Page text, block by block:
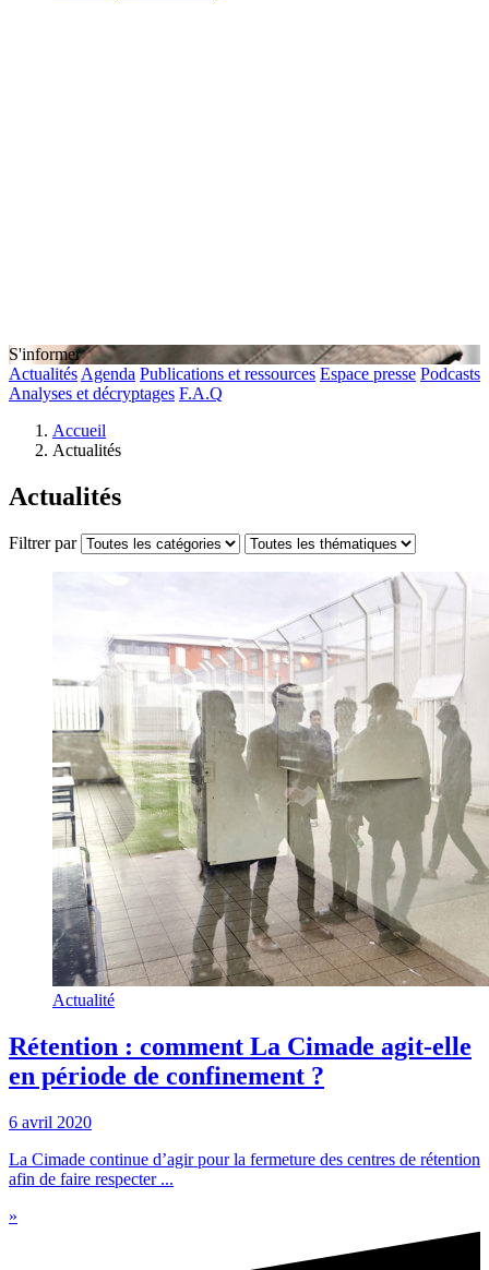
S'informer
Actualités Agenda Publications et ressources Espace presse Podcasts
Analyses et décryptages F.A.Q
Accueil
Actualités
Actualités
Filtrer par
Actualité
Rétention : comment La Cimade agit-elle
en période de confinement ?
6 avril 2020
La Cimade continue d’agir pour la fermeture des centres de rétention
afin de faire respecter ...
»